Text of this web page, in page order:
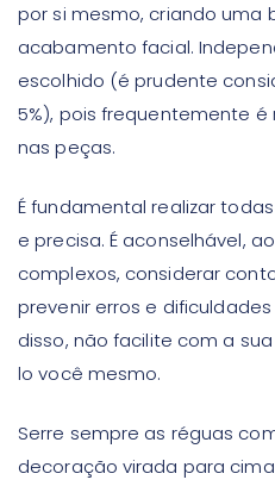
por si mesmo, criando uma
acabamento facial.
escolhido (é prudente
5%), pois frequentemente
nas peças.
É fundamental realizar
e precisa. É aconselhável,
complexos, considerar
prevenir erros e
disso, não facilite com a
lo você mesmo.
Serre sempre as réguas
decoração virada para